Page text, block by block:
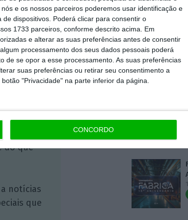
e os nossos parceiros poderemos usar identificação e
dispositivos. Poderá clicar para consentir o
1733 parceiros, conforme descrito acima. Em
e alterar as suas preferências antes de consentir
processamento dos seus dados pessoais poderá
de se opor a esse processamento. As suas preferências
suas preferências ou retirar seu consentimento a
"Privacidade" na parte inferior da página.
CONCORDO
preparados para
severa.
https://eco.sapo.pt/2022/07/20/portugal-completamente-contra-corte-de-15-do-gas-proposto-por-bruxelas/ Copiar
do que
a notícias
que
4
Lua
5